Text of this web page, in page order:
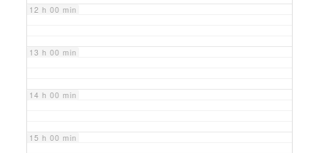
12 h 00 min
13 h 00 min
14 h 00 min
15 h 00 min